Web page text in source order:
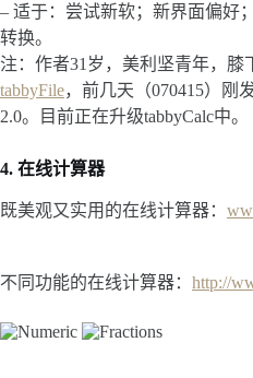
– 适于：尝试新软；新界面偏好
转换。
注：作者31岁，美利坚青年，膝
tabbyFile，前几天（070415）刚
2.0。目前正在升级tabbyCalc中。
4. 在线计算器
既美观又实用的在线计算器：
不同功能的在线计算器： http://